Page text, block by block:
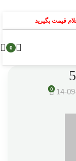
قیمت بگیرید
0
0